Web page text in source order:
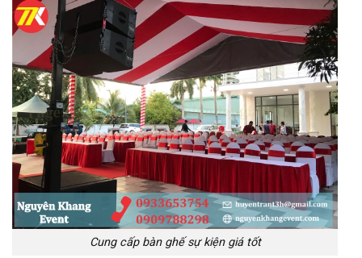
Cung cấp bàn ghế sự kiện giá tốt